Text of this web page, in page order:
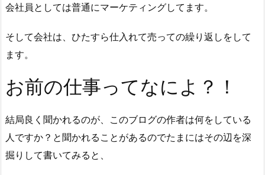
会社員としては普通にマーケティングしてます。
そして会社は、ひたすら仕入れて売っての繰り返しをして
ます。
お前の仕事ってなによ？！
結局良く聞かれるのが、このブログの作者は何をしている
人ですか？と聞かれることがあるのでたまにはその辺を深
掘りして書いてみると、